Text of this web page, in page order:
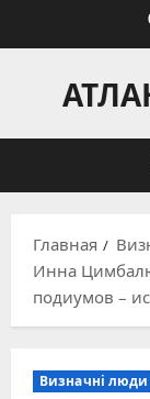
Главная
Инна
подиумов –
Визначні люди